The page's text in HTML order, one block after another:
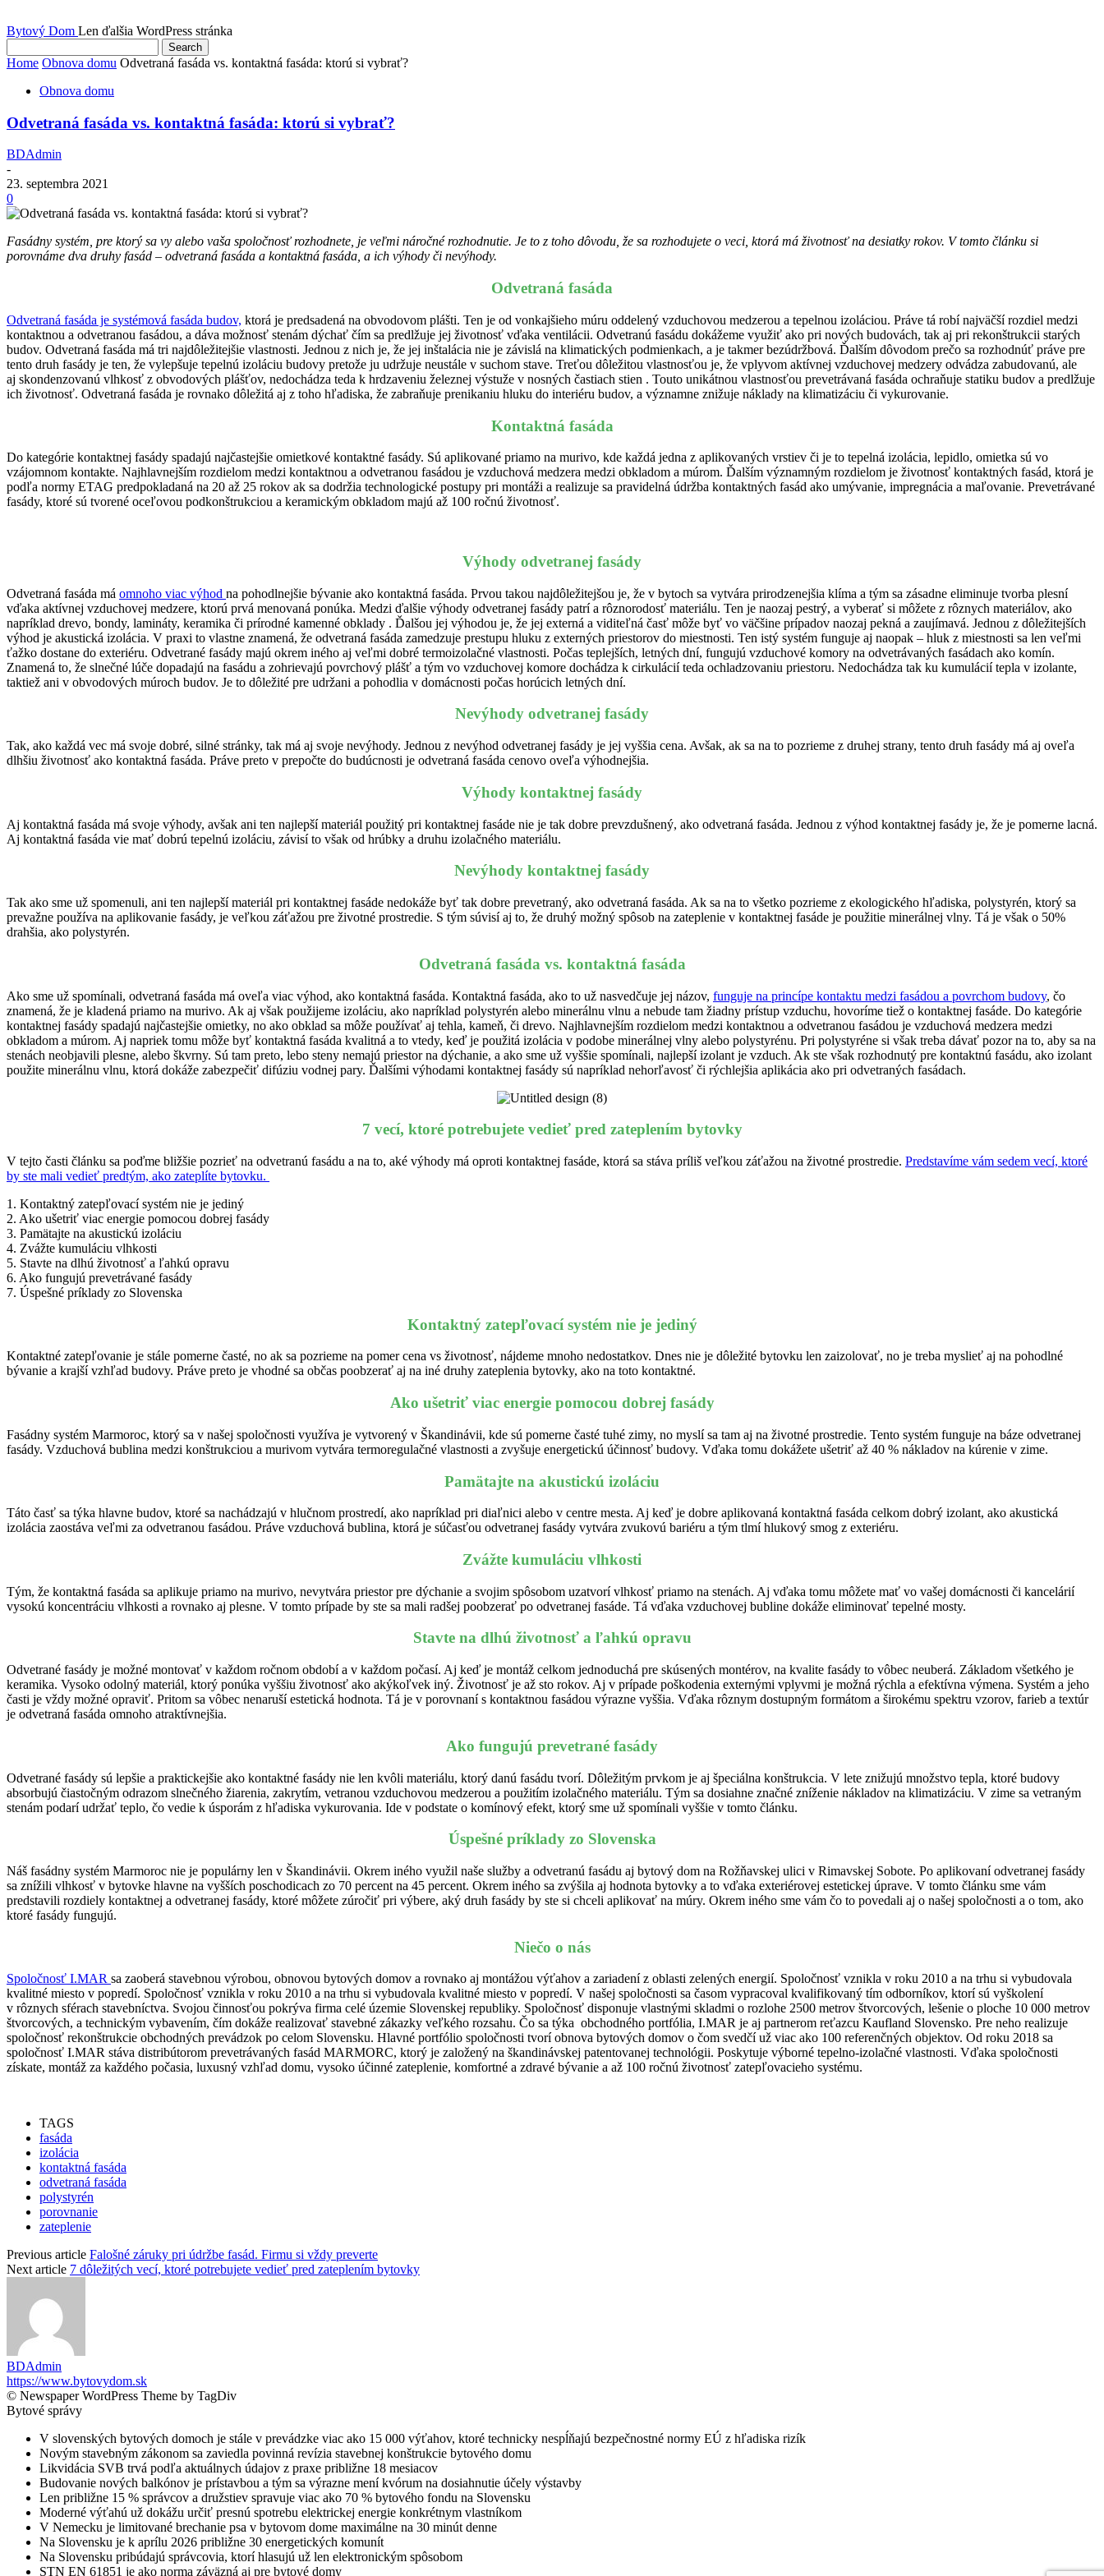
Bytový Dom Len ďalšia WordPress stránka
Home Obnova domu Odvetraná fasáda vs. kontaktná fasáda: ktorú si vybrať?
Obnova domu
Odvetraná fasáda vs. kontaktná fasáda: ktorú si vybrať?
BDAdmin
-
23. septembra 2021
0
Fasádny systém, pre ktorý sa vy alebo vaša spoločnosť rozhodnete, je veľmi náročné rozhodnutie. Je to z toho dôvodu, že sa rozhodujete o veci, ktorá má životnosť na desiatky rokov. V tomto článku si
porovnáme dva druhy fasád – odvetraná fasáda a kontaktná fasáda, a ich výhody či nevýhody.
Odvetraná fasáda
Odvetraná fasáda je systémová fasáda budov, ktorá je predsadená na obvodovom plášti. Ten je od vonkajšieho múru oddelený vzduchovou medzerou a tepelnou izoláciou. Práve tá robí najväčší rozdiel medzi
kontaktnou a odvetranou fasádou, a dáva možnosť stenám dýchať čím sa predlžuje jej životnosť vďaka ventilácii. Odvetranú fasádu dokážeme využiť ako pri nových budovách, tak aj pri rekonštrukcii starých
budov. Odvetraná fasáda má tri najdôležitejšie vlastnosti. Jednou z nich je, že jej inštalácia nie je závislá na klimatických podmienkach, a je takmer bezúdržbová. Ďalším dôvodom prečo sa rozhodnúť práve pre
tento druh fasády je ten, že vylepšuje tepelnú izoláciu budovy pretože ju udržuje neustále v suchom stave. Treťou dôležitou vlastnosťou je, že vplyvom aktívnej vzduchovej medzery odvádza zabudovanú, ale
aj skondenzovanú vlhkosť z obvodových plášťov, nedochádza teda k hrdzaveniu železnej výstuže v nosných častiach stien . Touto unikátnou vlastnosťou prevetrávaná fasáda ochraňuje statiku budov a predlžuje
ich životnosť. Odvetraná fasáda je rovnako dôležitá aj z toho hľadiska, že zabraňuje prenikaniu hluku do interiéru budov, a významne znižuje náklady na klimatizáciu či vykurovanie.
Kontaktná fasáda
Do kategórie kontaktnej fasády spadajú najčastejšie omietkové kontaktné fasády. Sú aplikované priamo na murivo, kde každá jedna z aplikovaných vrstiev či je to tepelná izolácia, lepidlo, omietka sú vo
vzájomnom kontakte. Najhlavnejším rozdielom medzi kontaktnou a odvetranou fasádou je vzduchová medzera medzi obkladom a múrom. Ďalším významným rozdielom je životnosť kontaktných fasád, ktorá je
podľa normy ETAG predpokladaná na 20 až 25 rokov ak sa dodržia technologické postupy pri montáži a realizuje sa pravidelná údržba kontaktných fasád ako umývanie, impregnácia a maľovanie. Prevetrávané
fasády, ktoré sú tvorené oceľovou podkonštrukciou a keramickým obkladom majú až 100 ročnú životnosť.
Výhody odvetranej fasády
Odvetraná fasáda má omnoho viac výhod na pohodlnejšie bývanie ako kontaktná fasáda. Prvou takou najdôležitejšou je, že v bytoch sa vytvára prirodzenejšia klíma a tým sa zásadne eliminuje tvorba plesní
vďaka aktívnej vzduchovej medzere, ktorú prvá menovaná ponúka. Medzi ďalšie výhody odvetranej fasády patrí a rôznorodosť materiálu. Ten je naozaj pestrý, a vyberať si môžete z rôznych materiálov, ako
napríklad drevo, bondy, lamináty, keramika či prírodné kamenné obklady . Ďalšou jej výhodou je, že jej externá a viditeľná časť môže byť vo väčšine prípadov naozaj pekná a zaujímavá. Jednou z dôležitejších
výhod je akustická izolácia. V praxi to vlastne znamená, že odvetraná fasáda zamedzuje prestupu hluku z externých priestorov do miestnosti. Ten istý systém funguje aj naopak – hluk z miestnosti sa len veľmi
ťažko dostane do exteriéru. Odvetrané fasády majú okrem iného aj veľmi dobré termoizolačné vlastnosti. Počas teplejších, letných dní, fungujú vzduchové komory na odvetrávaných fasádach ako komín.
Znamená to, že slnečné lúče dopadajú na fasádu a zohrievajú povrchový plášť a tým vo vzduchovej komore dochádza k cirkulácií teda ochladzovaniu priestoru. Nedochádza tak ku kumulácií tepla v izolante,
taktiež ani v obvodových múroch budov. Je to dôležité pre udržani a pohodlia v domácnosti počas horúcich letných dní.
Nevýhody odvetranej fasády
Tak, ako každá vec má svoje dobré, silné stránky, tak má aj svoje nevýhody. Jednou z nevýhod odvetranej fasády je jej vyššia cena. Avšak, ak sa na to pozrieme z druhej strany, tento druh fasády má aj oveľa
dlhšiu životnosť ako kontaktná fasáda. Práve preto v prepočte do budúcnosti je odvetraná fasáda cenovo oveľa výhodnejšia.
Výhody kontaktnej fasády
Aj kontaktná fasáda má svoje výhody, avšak ani ten najlepší materiál použitý pri kontaktnej fasáde nie je tak dobre prevzdušnený, ako odvetraná fasáda. Jednou z výhod kontaktnej fasády je, že je pomerne lacná.
Aj kontaktná fasáda vie mať dobrú tepelnú izoláciu, závisí to však od hrúbky a druhu izolačného materiálu.
Nevýhody kontaktnej fasády
Tak ako sme už spomenuli, ani ten najlepší materiál pri kontaktnej fasáde nedokáže byť tak dobre prevetraný, ako odvetraná fasáda. Ak sa na to všetko pozrieme z ekologického hľadiska, polystyrén, ktorý sa
prevažne používa na aplikovanie fasády, je veľkou záťažou pre životné prostredie. S tým súvisí aj to, že druhý možný spôsob na zateplenie v kontaktnej fasáde je použitie minerálnej vlny. Tá je však o 50%
drahšia, ako polystyrén.
Odvetraná fasáda vs. kontaktná fasáda
Ako sme už spomínali, odvetraná fasáda má oveľa viac výhod, ako kontaktná fasáda. Kontaktná fasáda, ako to už nasvedčuje jej názov, funguje na princípe kontaktu medzi fasádou a povrchom budovy, čo
znamená, že je kladená priamo na murivo. Ak aj však použijeme izoláciu, ako napríklad polystyrén alebo minerálnu vlnu a nebude tam žiadny prístup vzduchu, hovoríme tiež o kontaktnej fasáde. Do kategórie
kontaktnej fasády spadajú najčastejšie omietky, no ako obklad sa môže používať aj tehla, kameň, či drevo. Najhlavnejším rozdielom medzi kontaktnou a odvetranou fasádou je vzduchová medzera medzi
obkladom a múrom. Aj napriek tomu môže byť kontaktná fasáda kvalitná a to vtedy, keď je použitá izolácia v podobe minerálnej vlny alebo polystyrénu. Pri polystyréne si však treba dávať pozor na to, aby sa na
stenách neobjavili plesne, alebo škvrny. Sú tam preto, lebo steny nemajú priestor na dýchanie, a ako sme už vyššie spomínali, najlepší izolant je vzduch. Ak ste však rozhodnutý pre kontaktnú fasádu, ako izolant
použite minerálnu vlnu, ktorá dokáže zabezpečiť difúziu vodnej pary. Ďalšími výhodami kontaktnej fasády sú napríklad nehorľavosť či rýchlejšia aplikácia ako pri odvetraných fasádach.
7 vecí, ktoré potrebujete vedieť pred zateplením bytovky
V tejto časti článku sa poďme bližšie pozrieť na odvetranú fasádu a na to, aké výhody má oproti kontaktnej fasáde, ktorá sa stáva príliš veľkou záťažou na životné prostredie. Predstavíme vám sedem vecí, ktoré
by ste mali vedieť predtým, ako zateplíte bytovku.
1. Kontaktný zatepľovací systém nie je jediný
2. Ako ušetriť viac energie pomocou dobrej fasády
3. Pamätajte na akustickú izoláciu
4. Zvážte kumuláciu vlhkosti
5. Stavte na dlhú životnosť a ľahkú opravu
6. Ako fungujú prevetrávané fasády
7. Úspešné príklady zo Slovenska
Kontaktný zatepľovací systém nie je jediný
Kontaktné zatepľovanie je stále pomerne časté, no ak sa pozrieme na pomer cena vs životnosť, nájdeme mnoho nedostatkov. Dnes nie je dôležité bytovku len zaizolovať, no je treba myslieť aj na pohodlné
bývanie a krajší vzhľad budovy. Práve preto je vhodné sa občas poobzerať aj na iné druhy zateplenia bytovky, ako na toto kontaktné.
Ako ušetriť viac energie pomocou dobrej fasády
Fasádny systém Marmoroc, ktorý sa v našej spoločnosti využíva je vytvorený v Škandinávii, kde sú pomerne časté tuhé zimy, no myslí sa tam aj na životné prostredie. Tento systém funguje na báze odvetranej
fasády. Vzduchová bublina medzi konštrukciou a murivom vytvára termoregulačné vlastnosti a zvyšuje energetickú účinnosť budovy. Vďaka tomu dokážete ušetriť až 40 % nákladov na kúrenie v zime.
Pamätajte na akustickú izoláciu
Táto časť sa týka hlavne budov, ktoré sa nachádzajú v hlučnom prostredí, ako napríklad pri diaľnici alebo v centre mesta. Aj keď je dobre aplikovaná kontaktná fasáda celkom dobrý izolant, ako akustická
izolácia zaostáva veľmi za odvetranou fasádou. Práve vzduchová bublina, ktorá je súčasťou odvetranej fasády vytvára zvukovú bariéru a tým tlmí hlukový smog z exteriéru.
Zvážte kumuláciu vlhkosti
Tým, že kontaktná fasáda sa aplikuje priamo na murivo, nevytvára priestor pre dýchanie a svojim spôsobom uzatvorí vlhkosť priamo na stenách. Aj vďaka tomu môžete mať vo vašej domácnosti či kancelárií
vysokú koncentráciu vlhkosti a rovnako aj plesne. V tomto prípade by ste sa mali radšej poobzerať po odvetranej fasáde. Tá vďaka vzduchovej bubline dokáže eliminovať tepelné mosty.
Stavte na dlhú životnosť a ľahkú opravu
Odvetrané fasády je možné montovať v každom ročnom období a v každom počasí. Aj keď je montáž celkom jednoduchá pre skúsených montérov, na kvalite fasády to vôbec neuberá. Základom všetkého je
keramika. Vysoko odolný materiál, ktorý ponúka vyššiu životnosť ako akýkoľvek iný. Životnosť je až sto rokov. Aj v prípade poškodenia externými vplyvmi je možná rýchla a efektívna výmena. Systém a jeho
časti je vždy možné opraviť. Pritom sa vôbec nenaruší estetická hodnota. Tá je v porovnaní s kontaktnou fasádou výrazne vyššia. Vďaka rôznym dostupným formátom a širokému spektru vzorov, farieb a textúr
je odvetraná fasáda omnoho atraktívnejšia.
Ako fungujú prevetrané fasády
Odvetrané fasády sú lepšie a praktickejšie ako kontaktné fasády nie len kvôli materiálu, ktorý danú fasádu tvorí. Dôležitým prvkom je aj špeciálna konštrukcia. V lete znižujú množstvo tepla, ktoré budovy
absorbujú čiastočným odrazom slnečného žiarenia, zakrytím, vetranou vzduchovou medzerou a použitím izolačného materiálu. Tým sa dosiahne značné zníženie nákladov na klimatizáciu. V zime sa vetraným
stenám podarí udržať teplo, čo vedie k úsporám z hľadiska vykurovania. Ide v podstate o komínový efekt, ktorý sme už spomínali vyššie v tomto článku.
Úspešné príklady zo Slovenska
Náš fasádny systém Marmoroc nie je populárny len v Škandinávii. Okrem iného využil naše služby a odvetranú fasádu aj bytový dom na Rožňavskej ulici v Rimavskej Sobote. Po aplikovaní odvetranej fasády
sa znížili vlhkosť v bytovke hlavne na vyšších poschodicach zo 70 percent na 45 percent. Okrem iného sa zvýšila aj hodnota bytovky a to vďaka exteriérovej estetickej úprave. V tomto článku sme vám
predstavili rozdiely kontaktnej a odvetranej fasády, ktoré môžete zúročiť pri výbere, aký druh fasády by ste si chceli aplikovať na múry. Okrem iného sme vám čo to povedali aj o našej spoločnosti a o tom, ako
ktoré fasády fungujú.
Niečo o nás
Spoločnosť I.MAR sa zaoberá stavebnou výrobou, obnovou bytových domov a rovnako aj montážou výťahov a zariadení z oblasti zelených energií. Spoločnosť vznikla v roku 2010 a na trhu si vybudovala
kvalitné miesto v popredí. Spoločnosť vznikla v roku 2010 a na trhu si vybudovala kvalitné miesto v popredí. V našej spoločnosti sa časom vypracoval kvalifikovaný tím odborníkov, ktorí sú vyškolení
v rôznych sférach stavebníctva. Svojou činnosťou pokrýva firma celé územie Slovenskej republiky. Spoločnosť disponuje vlastnými skladmi o rozlohe 2500 metrov štvorcových, lešenie o ploche 10 000 metrov
štvorcových, a technickým vybavením, čím dokáže realizovať stavebné zákazky veľkého rozsahu. Čo sa týka obchodného portfólia, I.MAR je aj partnerom reťazcu Kaufland Slovensko. Pre neho realizuje
spoločnosť rekonštrukcie obchodných prevádzok po celom Slovensku. Hlavné portfólio spoločnosti tvorí obnova bytových domov o čom svedčí už viac ako 100 referenčných objektov. Od roku 2018 sa
spoločnosť I.MAR stáva distribútorom prevetrávaných fasád MARMORC, ktorý je založený na škandinávskej patentovanej technológii. Poskytuje výborné tepelno-izolačné vlastnosti. Vďaka spoločnosti
získate, montáž za každého počasia, luxusný vzhľad domu, vysoko účinné zateplenie, komfortné a zdravé bývanie a až 100 ročnú životnosť zatepľovacieho systému.
TAGS
fasáda
izolácia
kontaktná fasáda
odvetraná fasáda
polystyrén
porovnanie
zateplenie
Previous article Falošné záruky pri údržbe fasád. Firmu si vždy preverte
Next article 7 dôležitých vecí, ktoré potrebujete vedieť pred zateplením bytovky
BDAdmin
https://www.bytovydom.sk
© Newspaper WordPress Theme by TagDiv
Bytové správy
V slovenských bytových domoch je stále v prevádzke viac ako 15 000 výťahov, ktoré technicky nespĺňajú bezpečnostné normy EÚ z hľadiska rizík
Novým stavebným zákonom sa zaviedla povinná revízia stavebnej konštrukcie bytového domu
Likvidácia SVB trvá podľa aktuálnych údajov z praxe približne 18 mesiacov
Budovanie nových balkónov je prístavbou a tým sa výrazne mení kvórum na dosiahnutie účely výstavby
Len približne 15 % správcov a družstiev spravuje viac ako 70 % bytového fondu na Slovensku
Moderné výťahú už dokážu určiť presnú spotrebu elektrickej energie konkrétnym vlastníkom
V Nemecku je limitované brechanie psa v bytovom dome maximálne na 30 minút denne
Na Slovensku je k aprílu 2026 približne 30 energetických komunít
Na Slovensku pribúdajú správcovia, ktorí hlasujú už len elektronickým spôsobom
STN EN 61851 je ako norma záväzná aj pre bytové domy